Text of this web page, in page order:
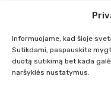
Informuojame, kad šioje
Sutikdami, paspauskite
duotą sutikimą bet kada
naršyklės nustatymus.
Susisiekti su mumis